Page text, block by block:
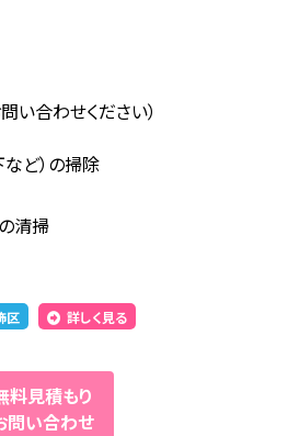
い合わせください）
ど）の掃除
清掃
区 詳しく見る
料見積もり
問い合わせ